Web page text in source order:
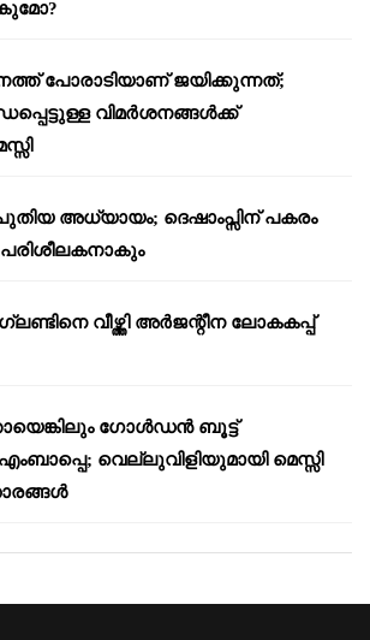
പോരാടിയാണ് ജയിക്കുന്നത്;
വിമർശനങ്ങൾക്ക്
അധ്യായം; ദെഷാംപ്സിന് പകരം
വീഴ്ത്തി അർജന്റീന ലോകകപ്പ്
ഗോൾഡൻ ബൂട്ട്
വെല്ലുവിളിയുമായി മെസ്സി